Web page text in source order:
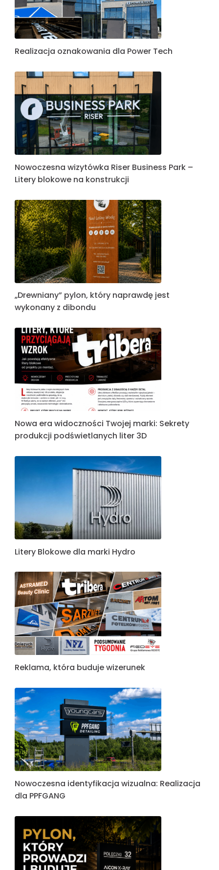
Realizacja oznakowania dla Power Tech
Nowoczesna wizytówka Riser Business Park –
Litery blokowe na konstrukcji
„Drewniany” pylon, który naprawdę jest
wykonany z dibondu
Nowa era widoczności Twojej marki: Sekrety
produkcji podświetlanych liter 3D
Litery Blokowe dla marki Hydro
Reklama, która buduje wizerunek
Nowoczesna identyfikacja wizualna: Realizacja
dla PPFGANG